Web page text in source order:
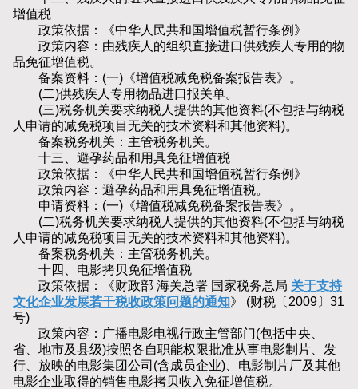
增值税
政策依据：《中华人民共和国增值税暂行条例》
政策内容：由残疾人的组织直接进口供残疾人专用的物
品免征增值税。
备案资料：(一)《增值税减免税备案报告表》。
(二)供残疾人专用物品进口报关单。
(三)税务机关要求纳税人提供的其他资料(不包括与纳税
人申请的减免税项目无关的技术资料和其他资料)。
备案税务机关：主管税务机关。
十三、避孕药品和用具免征增值税
政策依据：《中华人民共和国增值税暂行条例》
政策内容：避孕药品和用具免征增值税。
申请资料：(一)《增值税减免税备案报告表》。
(二)税务机关要求纳税人提供的其他资料(不包括与纳税
人申请的减免税项目无关的技术资料和其他资料)。
备案税务机关：主管税务机关。
十四、电影拷贝免征增值税
政策依据：《财政部 海关总署 国家税务总局 关于支持
文化企业发展若干税收政策问题的通知》 (财税〔2009〕31
号)
政策内容：广播电影电视行政主管部门(包括中央、
省、地市及县级)按照各自职能权限批准从事电影制片、发
行、放映的电影集团公司(含成员企业)、电影制片厂及其他
电影企业取得的销售电影拷贝收入免征增值税。